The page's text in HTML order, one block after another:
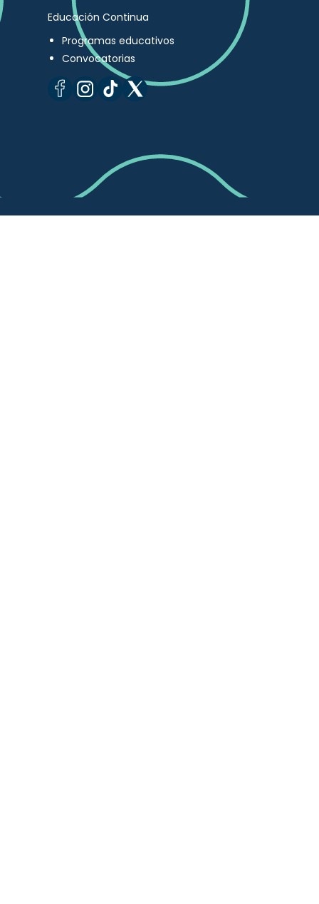
Educación Continua
Programas educativos
Convocatorias